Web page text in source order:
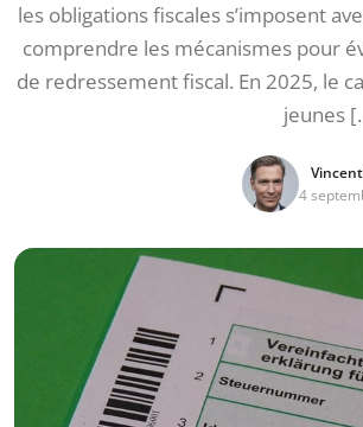
les obligations fiscales s’imposent
comprendre les mécanismes pour
de redressement fiscal. En 2025, le
jeunes
4